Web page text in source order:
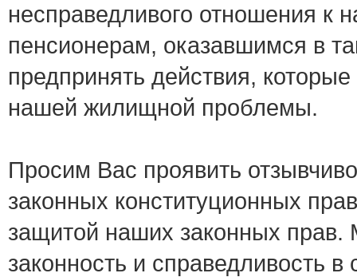
несправедливого отношения к
пенсионерам, оказавшимся в
предпринять действия,
нашей жилищной проблемы.
Просим Вас проявить
законных конституционных
защитой наших законных
законность и справедливость